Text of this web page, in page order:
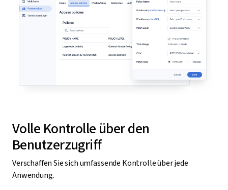
Volle Kontrolle über den
Benutzerzugriff
Verschaffen Sie sich umfassende Kontrolle über jede
Anwendung.